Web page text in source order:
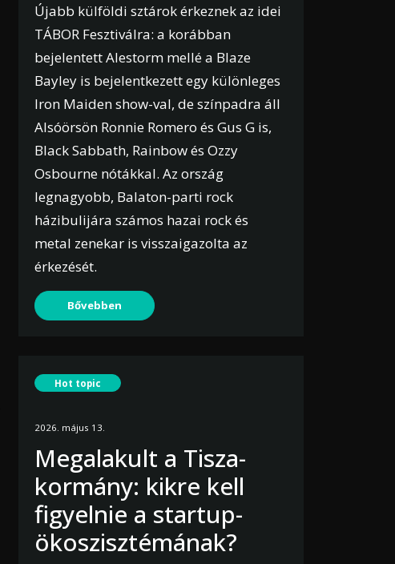
Újabb külföldi sztárok érkeznek az idei
TÁBOR Fesztiválra: a korábban
bejelentett Alestorm mellé a Blaze
Bayley is bejelentkezett egy különleges
Iron Maiden show-val, de színpadra áll
Alsóörsön Ronnie Romero és Gus G is,
Black Sabbath, Rainbow és Ozzy
Osbourne nótákkal. Az ország
legnagyobb, Balaton-parti rock
házibulijára számos hazai rock és
metal zenekar is visszaigazolta az
érkezését.
Bővebben
Hot topic
2026. május 13.
Megalakult a Tisza-
kormány: kikre kell
figyelnie a startup-
ökoszisztémának?